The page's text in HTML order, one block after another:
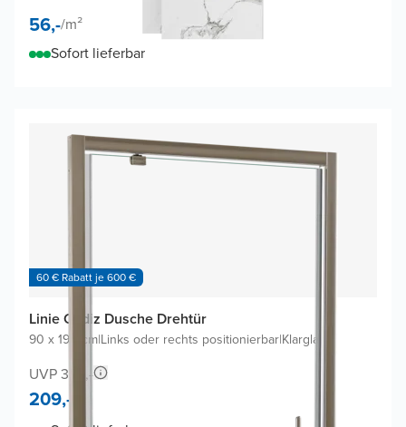
56,-/m²
Sofort lieferbar
60 € Rabatt je 600 €
Linie Cadiz Dusche Drehtür
90 x 190 cm|Links oder rechts positionierbar|Klarglas
UVP 398,-
209,-